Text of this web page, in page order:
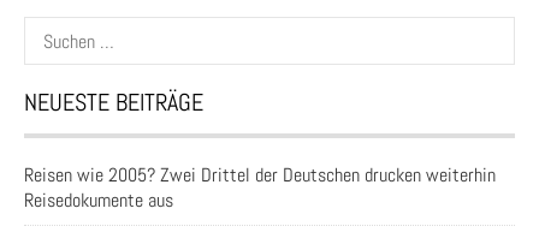
Suchen
nach:
NEUESTE BEITRÄGE
Reisen wie 2005? Zwei Drittel der Deutschen drucken weiterhin
Reisedokumente aus